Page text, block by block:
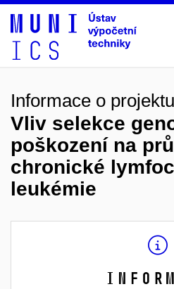
Informace o projektu
Vliv selekce
poškození na
chronické
leukémie